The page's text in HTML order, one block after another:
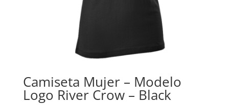
Camiseta Mujer – Modelo
Logo River Crow – Black